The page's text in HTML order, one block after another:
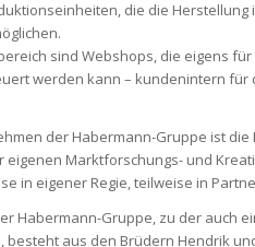
die die
sind Webshops, die eigens
werden kann – kundenintern
der Habermann-Gruppe ist
eigenen Marktforschungs- und
in eigener Regie, teilweise in
Habermann-Gruppe, zu der auch
besteht aus den Brüdern Hendrik